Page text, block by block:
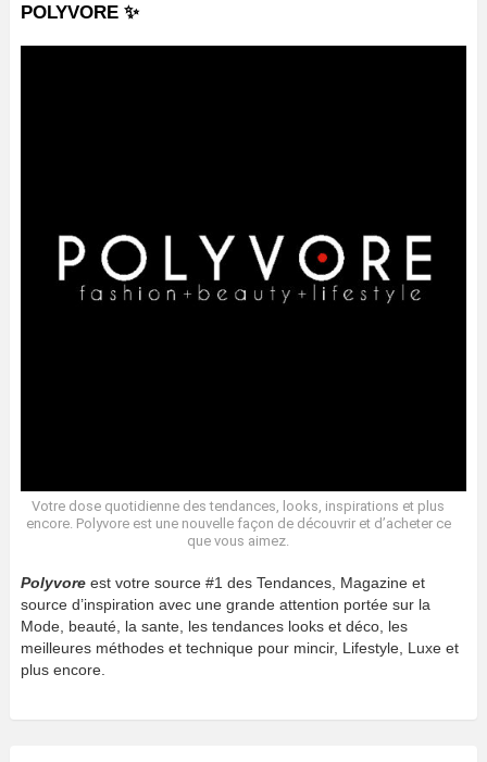
POLYVORE ✨
Votre dose quotidienne des tendances, looks, inspirations et plus
encore. Polyvore est une nouvelle façon de découvrir et d’acheter ce
que vous aimez.
Polyvore est votre source #1 des Tendances, Magazine et
source d’inspiration avec une grande attention portée sur la
Mode, beauté, la sante, les tendances looks et déco, les
meilleures méthodes et technique pour mincir, Lifestyle, Luxe et
plus encore.